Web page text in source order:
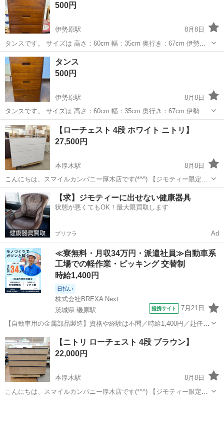
500円
伊勢原駅
8月8日
タンスです。 サイズは 高さ：60cm 幅：35cm 奥行き：67cm 伊勢原
市西富岡までとりにきていただける方にお願いいたします。 なお、現
在、埼玉県に居住しておりますので、取引日時については別途ご相談
にてお願いいたし...
神奈川 伊勢原市
タンス
500円
伊勢原駅
8月8日
タンスです。 サイズは 高さ：60cm 幅：35cm 奥行き：67cm 伊勢原
市西富岡までとりにきていただける方にお願いいたします。 なお、現
在、埼玉県に居住しておりますので、取引日時については別途ご相談
にてお願いいたし...
神奈川 伊勢原市 収納家具 タンス
【ローチェスト 4段 ホワイト ニトリ】
27,500円
本厚木駅
8月8日
こんにちは、スマイルカンパニー厚木店です(*^^) 【ジモティー限定特
典】✨店頭で「ジモティーを見た！」とお伝えいただくと、表示金額
より【5%OFF】にいたします！ 【ローチェスト 4段 ホワイト ニト
リ】 ニトリ...
神奈川 厚木市 本厚木駅 収納家具 ローチェスト
【求】ジモティーに出せない健康器具
状態が悪くてもOK！最大限買取します
プリフラ Ad
≪寮無料・月収34万円・派遣社員≫自動車系
工場での軽作業・ピッキング 交替制
時給1,400円
日払い
株式会社BREXA Next
茨城県 磯原駅
提携サイト 7月21日
【自動車用の金属部品製造】資格や経験は不問／時給1,400円／赴任旅
費会社負担／正社員登用のチャンスあり／食堂利用可能／マイカー通
勤OK《茨城県茨城市》 人気の工場のお仕事 ◇トラックの金属部品の
製造◇ ★トラックの金属...
茨城 北茨城市 磯原駅 その他
【ニトリ ローチェスト 4段 ブラウン】
22,000円
本厚木駅
8月8日
こんにちは、スマイルカンパニー厚木店です(*^^) 【ジモティー限定特